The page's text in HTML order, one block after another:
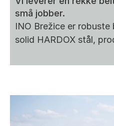
små jobber.
INO Brežice er
solid HARDOX stål,